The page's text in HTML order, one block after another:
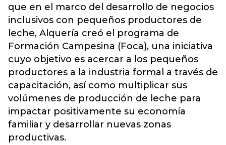
que en el marco del desarrollo de negocios
inclusivos con pequeños productores de
leche, Alquería creó el programa de
Formación Campesina (Foca), una iniciativa
cuyo objetivo es acercar a los pequeños
productores a la industria formal a través de
capacitación, así como multiplicar sus
volúmenes de producción de leche para
impactar positivamente su economía
familiar y desarrollar nuevas zonas
productivas.